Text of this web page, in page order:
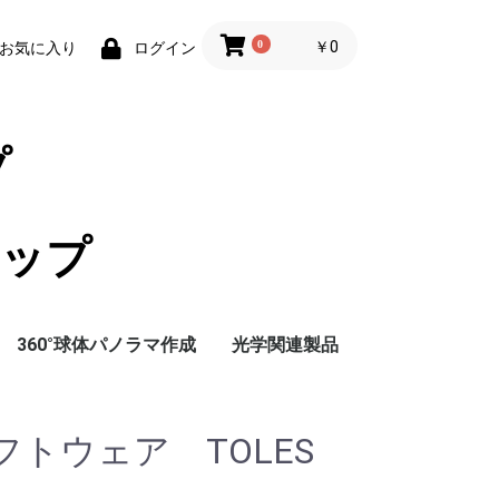
お気に入り ログイン 0 ￥0
プ
360°球体パノラマ作成 光学関連製品
トウェア TOLES